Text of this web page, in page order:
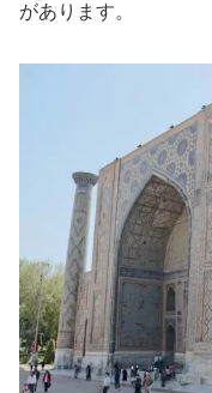
があります。